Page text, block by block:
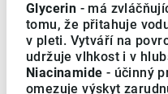
Glycerin - má
tomu, že přitahuje
v pleti. Vytváří na
udržuje vlhkost i v
Niacinamide - účinný
omezuje výskyt